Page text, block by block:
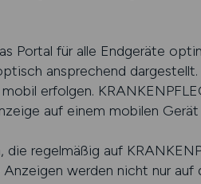
Portal für alle Endgeräte
ansprechend
erfolgen.
auf einem mobilen
die regelmäßig auf
Anzeigen werden nicht nur